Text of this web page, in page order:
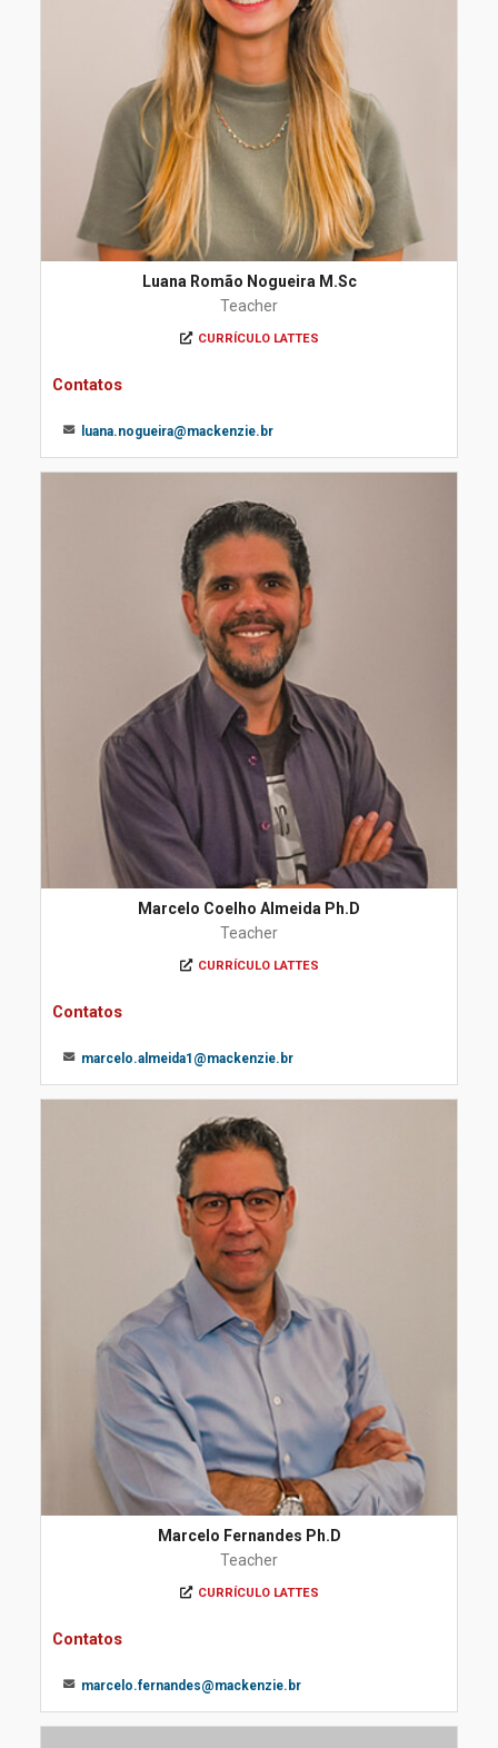
Luana Romão Nogueira M.Sc
Teacher
CURRÍCULO LATTES
Contatos
luana.nogueira@mackenzie.br
Marcelo Coelho Almeida Ph.D
Teacher
CURRÍCULO LATTES
Contatos
marcelo.almeida1@mackenzie.br
Marcelo Fernandes Ph.D
Teacher
CURRÍCULO LATTES
Contatos
marcelo.fernandes@mackenzie.br